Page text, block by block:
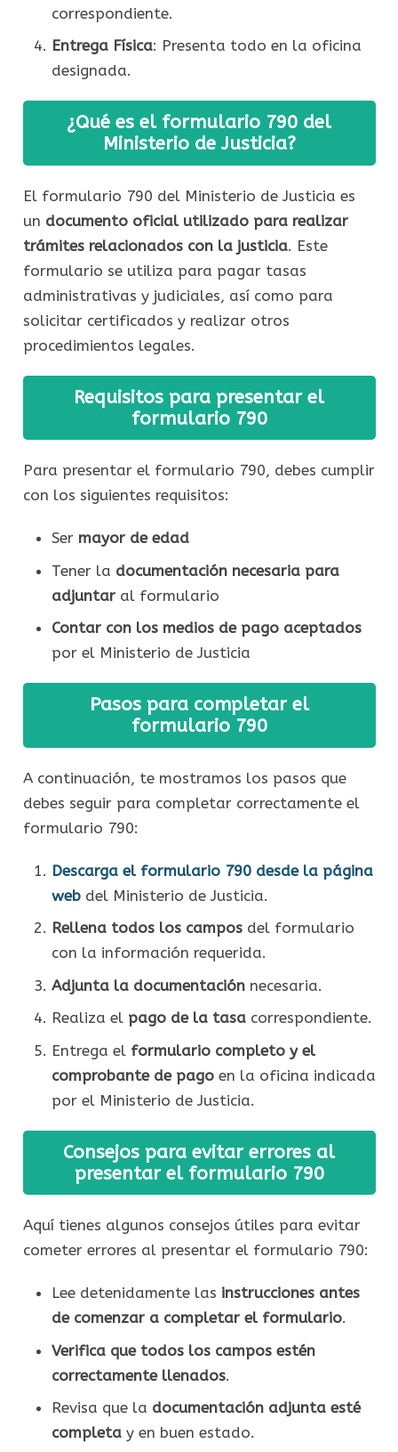
correspondiente.
Entrega Física: Presenta todo en la oficina
designada.
¿Qué es el formulario 790 del
Ministerio de Justicia?
El formulario 790 del Ministerio de Justicia es
un documento oficial utilizado para realizar
trámites relacionados con la justicia. Este
formulario se utiliza para pagar tasas
administrativas y judiciales, así como para
solicitar certificados y realizar otros
procedimientos legales.
Requisitos para presentar el
formulario 790
Para presentar el formulario 790, debes cumplir
con los siguientes requisitos:
Ser mayor de edad
Tener la documentación necesaria para
adjuntaral formulario
Contar con los medios de pago aceptados
por el Ministerio de Justicia
Pasos para completar el
formulario 790
A continuación, te mostramos los pasos que
debes seguir para completar correctamente el
formulario 790:
Descarga el formulario 790 desde la página
webdel Ministerio de Justicia.
Rellena todos los camposdel formulario
con la información requerida.
Adjunta la documentaciónnecesaria.
Realiza el pago de la tasacorrespondiente.
Entrega el formulario completo y el
comprobante de pagoen la oficina indicada
por el Ministerio de Justicia.
Consejos para evitar errores al
presentar el formulario 790
Aquí tienes algunos consejos útiles para evitar
cometer errores al presentar el formulario 790:
Lee detenidamente las instrucciones antes
de comenzar a completar el formulario.
Verifica que todos los campos estén
correctamente llenados.
Revisa que la documentación adjunta esté
completay en buen estado.